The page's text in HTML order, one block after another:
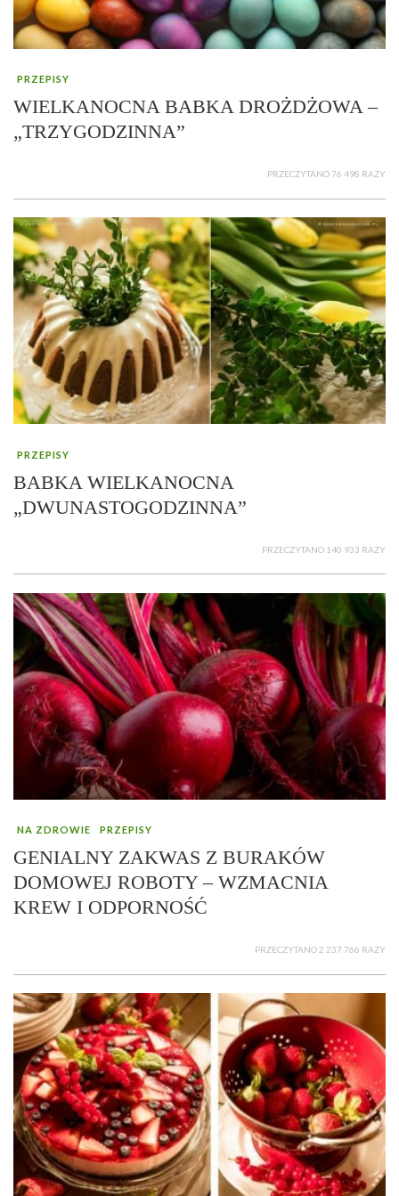
PRZEPISY
WIELKANOCNA BABKA DROŻDŻOWA –
„TRZYGODZINNA”
PRZECZYTANO 76 498 RAZY
PRZEPISY
BABKA WIELKANOCNA
„DWUNASTOGODZINNA”
PRZECZYTANO 140 933 RAZY
NA ZDROWIE PRZEPISY
GENIALNY ZAKWAS Z BURAKÓW
DOMOWEJ ROBOTY – WZMACNIA
KREW I ODPORNOŚĆ
PRZECZYTANO 2 237 766 RAZY